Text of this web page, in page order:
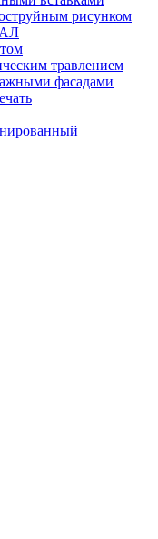
рисунком
травлением
фасадами